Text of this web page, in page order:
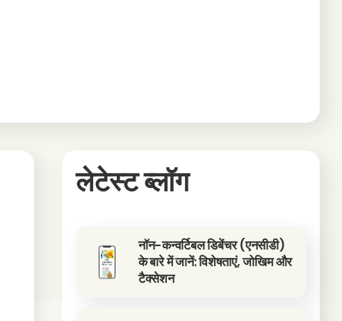
लेटेस्ट ब्लॉग
नॉन-कन्वर्टिबल डिबेंचर (एनसीडी)
के बारे में जानें: विशेषताएं, जोखिम और
टैक्सेशन